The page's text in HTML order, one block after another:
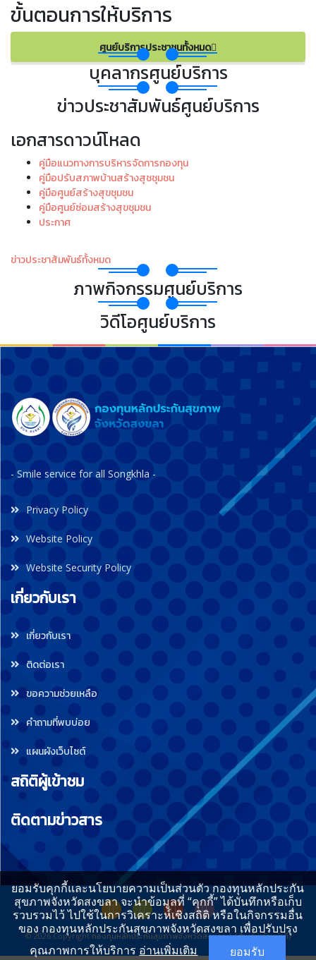
ขั้นตอนการให้บริการ
ศูนย์บริการประชาชนทั้งหมด
บุคลากรศูนย์บริการ
ข่าวประชาสัมพันธ์ศูนย์บริการ
เอกสารดาวน์โหลด
คู่มือแนวทางการบริหารจัดการกองทุน
คู่มือปรับสภาพบ้านสร้างสุชชุมชน
คู่มือศูนย์สร้างสุขชุมชน
คู่มือศูนย์ซ่อมสร้างสุขชุมชน
ประกาศ
ข่าวประชาสัมพันธ์ทั้งหมด
ภาพกิจกรรมศูนย์บริการ
วิดีโอศูนย์บริการ
- Smile service for all Songkhla -
Privacy Policy
Website Policy
Website Security Policy
เกี่ยวกับเรา
เกี่ยวกับเรา
ติดต่อเรา
ขอความช่วยเหลือ
คำถามที่พบบ่อย
แผนผังเว็บไซต์
สถิติผู้เข้าชม
ติดตามข่าวสาร
© 2026 Copyrightกองทุนหลักประกันสุขภาพจังหวัดสงขลา|(สำหรับเจ้าหน้าที่)
ยอมรับคุกกี้และนโยบายความเป็นส่วนตัว กองทุนหลักประกัน
สุขภาพจังหวัดสงขลา จะนำข้อมูลที่ “คุกกี้” ได้บันทึกหรือเก็บ
รวบรวมไว้ ไปใช้ในการวิเคราะห์เชิงสถิติ หรือในกิจกรรมอื่น
ของ กองทุนหลักประกันสุขภาพจังหวัดสงขลา เพื่อปรับปรุง
คุณภาพการให้บริการ อ่านเพิ่มเติม ยอมรับ